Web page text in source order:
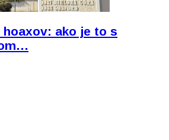
ako je to s